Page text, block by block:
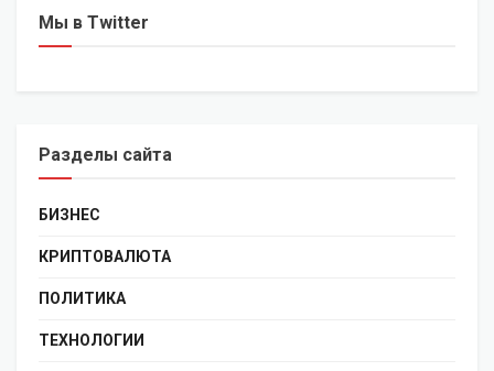
Мы в Twitter
Разделы сайта
БИЗНЕС
КРИПТОВАЛЮТА
ПОЛИТИКА
ТЕХНОЛОГИИ